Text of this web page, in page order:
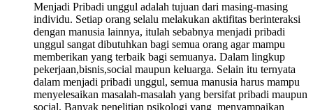
Menjadi Pribadi unggul adalah tujuan dari masing-masing
individu. Setiap orang selalu melakukan aktifitas berinteraksi
dengan manusia lainnya, itulah sebabnya menjadi pribadi
unggul sangat dibutuhkan bagi semua orang agar mampu
memberikan yang terbaik bagi semuanya. Dalam lingkup
pekerjaan,bisnis,social maupun keluarga. Selain itu ternyata
dalam menjadi pribadi unggul, semua manusia harus mampu
menyelesaikan masalah-masalah yang bersifat pribadi maupun
social. Banyak penelitian psikologi yang menyampaikan